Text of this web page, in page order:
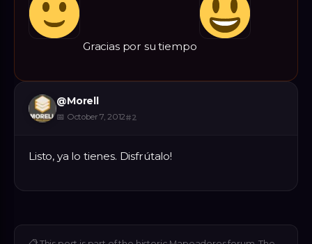
Gracias por su tiempo
@Morell
📅 October 7, 2012#2
Listo, ya lo tienes. Disfrútalo!